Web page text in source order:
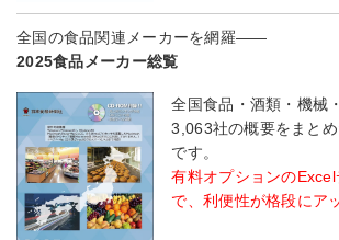
全国の食品関連メーカーを網羅――
2025食品メーカー総覧
全国食品・酒類・機械
3,063社の概要をまと
です。
有料オプションの
で、利便性が格段にア